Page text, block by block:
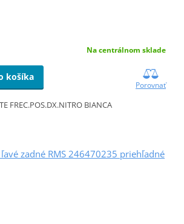
Na centrálnom sklade
košíka
Porovnať
FREC.POS.DX.NITRO BIANCA
zadné RMS 246470235 priehľadné